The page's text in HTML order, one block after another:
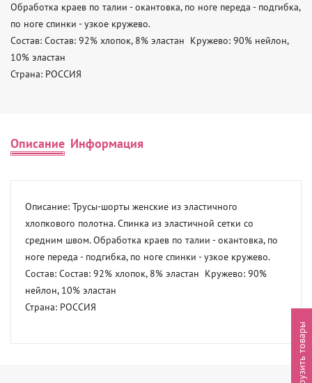
Обработка краев по талии - окантовка, по ноге переда - подгибка,
по ноге спинки - узкое кружево.
Состав: Состав: 92% хлопок, 8% эластан  Кружево: 90% нейлон,
10% эластан
Страна: РОССИЯ
Описание Информация
Описание: Трусы-шорты женские из эластичного
хлопкового полотна. Спинка из эластичной сетки со
средним швом. Обработка краев по талии - окантовка, по
ноге переда - подгибка, по ноге спинки - узкое кружево.
Состав: Состав: 92% хлопок, 8% эластан  Кружево: 90%
нейлон, 10% эластан
Страна: РОССИЯ
Выгрузить товары